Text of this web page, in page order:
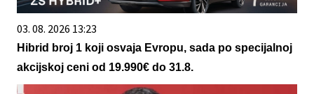
03. 08. 2026 13:23
Hibrid broj 1 koji osvaja Evropu, sada po specijalnoj
akcijskoj ceni od 19.990€ do 31.8.